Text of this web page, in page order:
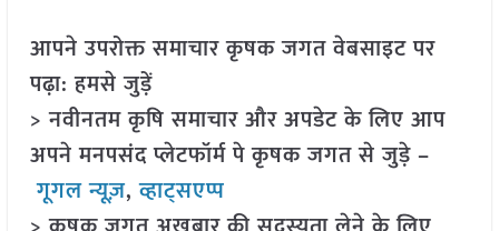
आपने उपरोक्त समाचार कृषक जगत वेबसाइट पर
पढ़ा: हमसे जुड़ें
> नवीनतम कृषि समाचार और अपडेट के लिए आप
अपने मनपसंद प्लेटफॉर्म पे कृषक जगत से जुड़े –
गूगल न्यूज़,व्हाट्सएप्प